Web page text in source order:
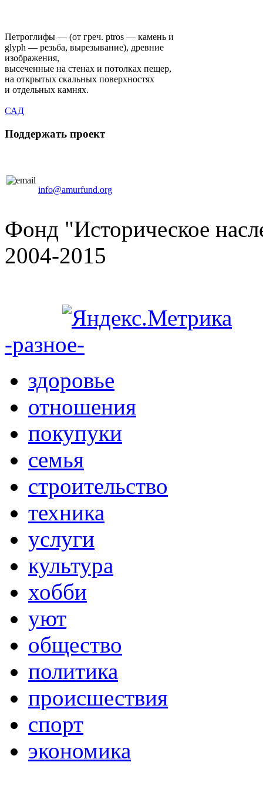
Петроглифы — (от греч. ptros — камень и
glyph — резьба, вырезывание), древние
изображения,
высеченные на стенах и потолках пещер,
на открытых скальных поверхностях
и отдельных камнях.
САД
Поддержать проект
info@amurfund.org
Фонд "Историческое
2004-2015
-разное-
здоровье
отношения
покупуки
семья
строительство
техника
услуги
культура
хобби
уют
общество
политика
происшествия
спорт
экономика